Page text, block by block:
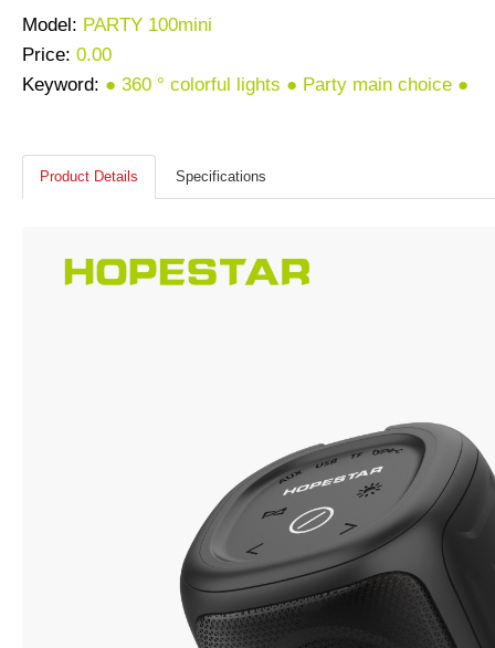
Model: PARTY 100mini
Price: 0.00
Keyword: ● 360 ° colorful lights ● Party main choice ●
Product Details Specifications